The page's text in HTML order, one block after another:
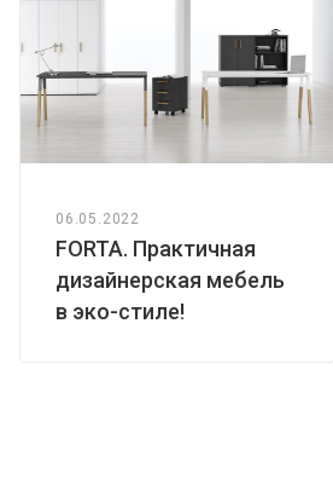
06.05.2022
FORTA. Практичная
дизайнерская мебель
в эко-стиле!